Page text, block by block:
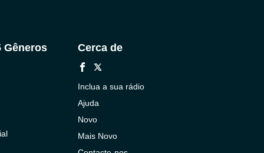
Gêneros Cerca de
Inclua a sua rádio
Ajuda
Novo
Mais Novo